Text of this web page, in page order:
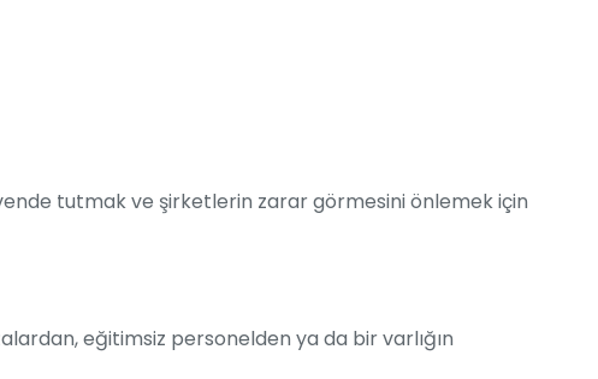
tutmak ve şirketlerin zarar görmesini önlemek için
eğitimsiz personelden ya da bir varlığın